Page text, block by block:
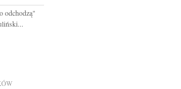
odchodzą"